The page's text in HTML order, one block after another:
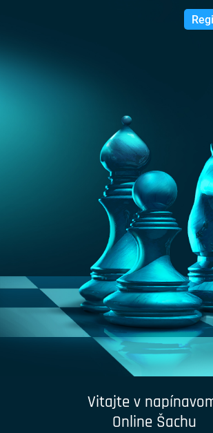
Vitajte v
Online Šachu